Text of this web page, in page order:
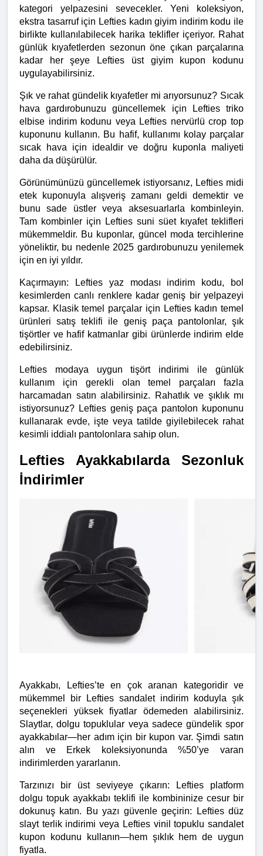
kategori yelpazesini sevecekler. Yeni koleksiyon,
ekstra tasarruf için Lefties kadın giyim indirim kodu ile
birlikte kullanılabilecek harika teklifler içeriyor. Rahat
günlük kıyafetlerden sezonun öne çıkan parçalarına
kadar her şeye Lefties üst giyim kupon kodunu
uygulayabilirsiniz.
Şık ve rahat gündelik kıyafetler mi arıyorsunuz? Sıcak
hava gardırobunuzu güncellemek için Lefties triko
elbise indirim kodunu veya Lefties nervürlü crop top
kuponunu kullanın. Bu hafif, kullanımı kolay parçalar
sıcak hava için idealdir ve doğru kuponla maliyeti
daha da düşürülür.
Görünümünüzü güncellemek istiyorsanız, Lefties midi
etek kuponuyla alışveriş zamanı geldi demektir ve
bunu sade üstler veya aksesuarlarla kombinleyin.
Tam kombinler için Lefties suni süet kıyafet teklifleri
mükemmeldir. Bu kuponlar, güncel moda tercihlerine
yöneliktir, bu nedenle 2025 gardırobunuzu yenilemek
için en iyi yıldır.
Kaçırmayın: Lefties yaz modası indirim kodu, bol
kesimlerden canlı renklere kadar geniş bir yelpazeyi
kapsar. Klasik temel parçalar için Lefties kadın temel
ürünleri satış teklifi ile geniş paça pantolonlar, şık
tişörtler ve hafif katmanlar gibi ürünlerde indirim elde
edebilirsiniz.
Lefties modaya uygun tişört indirimi ile günlük
kullanım için gerekli olan temel parçaları fazla
harcamadan satın alabilirsiniz. Rahatlık ve şıklık mı
istiyorsunuz? Lefties geniş paça pantolon kuponunu
kullanarak evde, işte veya tatilde giyilebilecek rahat
kesimli iddialı pantolonlara sahip olun.
Lefties Ayakkabılarda Sezonluk
İndirimler
Ayakkabı, Lefties’te en çok aranan kategoridir ve
mükemmel bir Lefties sandalet indirim koduyla şık
seçenekleri yüksek fiyatlar ödemeden alabilirsiniz.
Slaytlar, dolgu topuklular veya sadece gündelik spor
ayakkabılar—her adım için bir kupon var. Şimdi satın
alın ve Erkek koleksiyonunda %50’ye varan
indirimlerden yararlanın.
Tarzınızı bir üst seviyeye çıkarın: Lefties platform
dolgu topuk ayakkabı teklifi ile kombininize cesur bir
dokunuş katın. Bu yazı güvenle geçirin: Lefties düz
slayt terlik indirimi veya Lefties vinil topuklu sandalet
kupon kodunu kullanın—hem şıklık hem de uygun
fiyatla.